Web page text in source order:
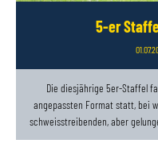
5-er
Die diesjährige 5er-Staffel
angepassten Format statt, bei
schweisstreibenden, aber